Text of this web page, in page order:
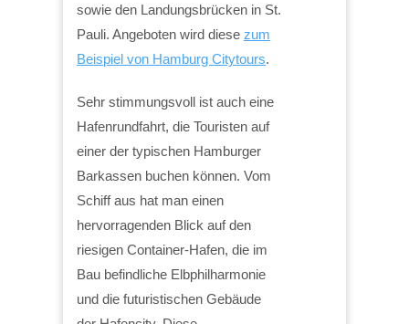
sowie den Landungsbrücken in St.
Pauli. Angeboten wird diese zum
Beispiel von Hamburg Citytours.
Sehr stimmungsvoll ist auch eine
Hafenrundfahrt, die Touristen auf
einer der typischen Hamburger
Barkassen buchen können. Vom
Schiff aus hat man einen
hervorragenden Blick auf den
riesigen Container-Hafen, die im
Bau befindliche Elbphilharmonie
und die futuristischen Gebäude